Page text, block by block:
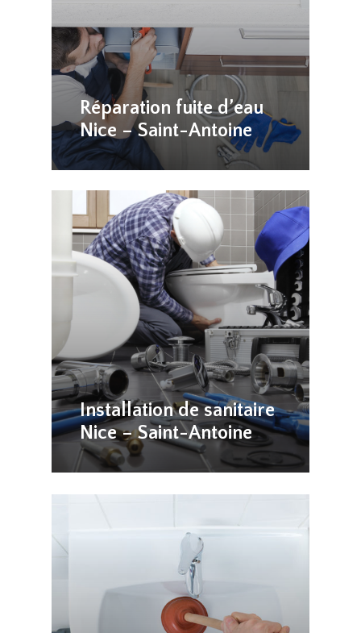
Réparation fuite d’eau
Nice – Saint-Antoine
Installation de sanitaire
Nice – Saint-Antoine